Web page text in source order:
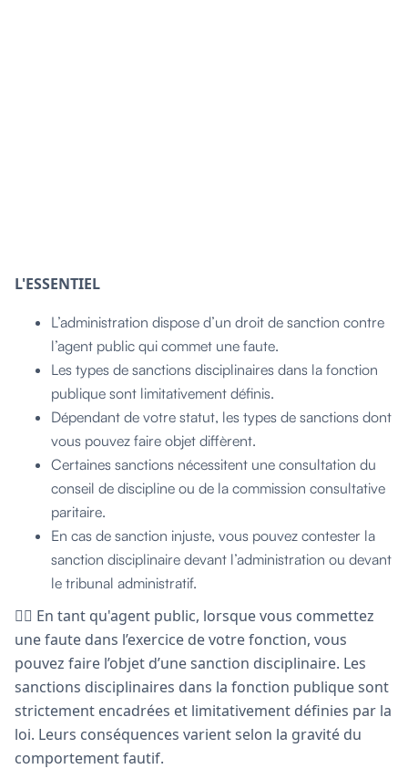
L'ESSENTIEL
L’administration dispose d’un droit de sanction contre
l’agent public qui commet une faute.
Les types de sanctions disciplinaires dans la fonction
publique sont limitativement définis.
Dépendant de votre statut, les types de sanctions dont
vous pouvez faire objet diffèrent.
Certaines sanctions nécessitent une consultation du
conseil de discipline ou de la commission consultative
paritaire.
En cas de sanction injuste, vous pouvez contester la
sanction disciplinaire devant l’administration ou devant
le tribunal administratif.
🙅‍♀️ En tant qu'agent public, lorsque vous commettez
une faute dans l’exercice de votre fonction, vous
pouvez faire l’objet d’une sanction disciplinaire. Les
sanctions disciplinaires dans la fonction publique sont
strictement encadrées et limitativement définies par la
loi. Leurs conséquences varient selon la gravité du
comportement fautif.